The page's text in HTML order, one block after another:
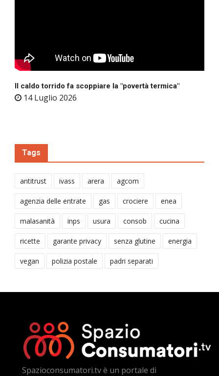
Il caldo torrido fa scoppiare la "povertà termica"
14 Luglio 2026
Tags
antitrust ivass arera agcom
agenzia delle entrate gas crociere enea
malasanità inps usura consob cucina
ricette garante privacy senza glutine energia
vegan polizia postale padri separati
Spazioconsumatori.tv è un portale di